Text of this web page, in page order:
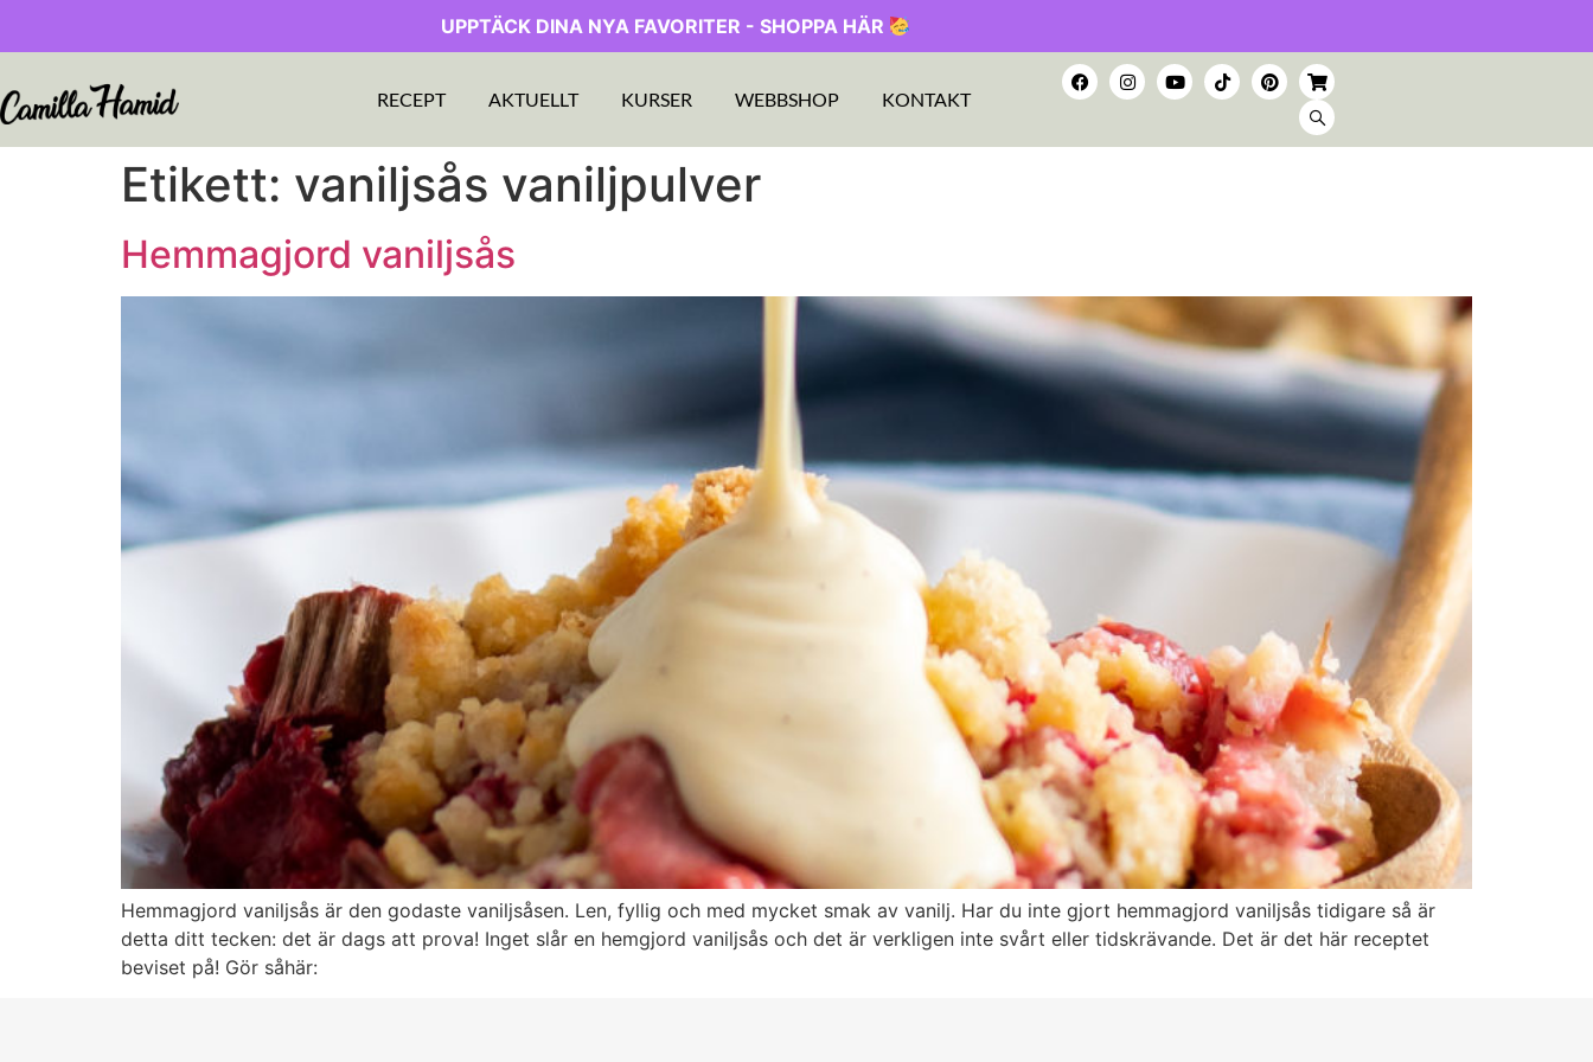
UPPTÄCK DINA NYA FAVORITER - SHOPPA HÄR
RECEPT AKTUELLT KURSER WEBBSHOP KONTAKT
Etikett: vaniljsås vaniljpulver
Hemmagjord vaniljsås
Hemmagjord vaniljsås är den godaste vaniljsåsen. Len, fyllig och med mycket smak av vanilj. Har du inte gjort hemmagjord vaniljsås tidigare så är
detta ditt tecken: det är dags att prova! Inget slår en hemgjord vaniljsås och det är verkligen inte svårt eller tidskrävande. Det är det här receptet
beviset på! Gör såhär: